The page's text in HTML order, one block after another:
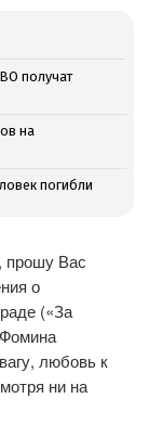
получат
на
погибли
прошу Вас
о
(«За
любовь к
ни на